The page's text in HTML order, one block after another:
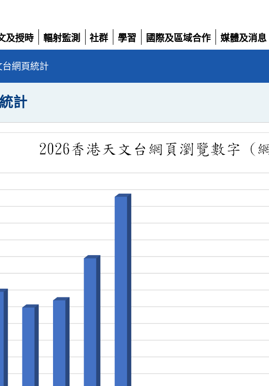
及授時
輻射監測
展
開
社群
展
學習
展
國際及區域合作
展
媒體及消息
展
網頁統計
計